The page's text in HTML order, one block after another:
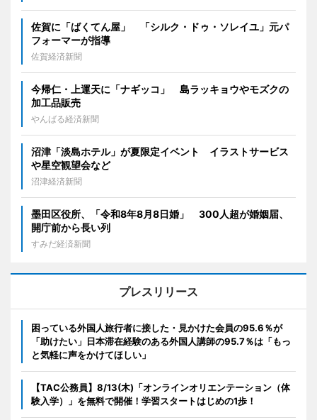
佐賀に「ばくてん屋」 「シルク・ドゥ・ソレイユ」元パ
フォーマーが指導
佐賀経済新聞
今帰仁・上運天に「ナギッコ」 島ラッキョウやモズクの
加工品販売
やんばる経済新聞
沼津「淡島ホテル」が夏限定イベント イラストサービス
や星空観望会など
沼津経済新聞
墨田区役所、「令和8年8月8日婚」 300人超が婚姻届、
開庁前から長い列
すみだ経済新聞
プレスリリース
困っている外国人旅行者に接した・見かけた会員の95.6％が
「助けたい」日本滞在経験のある外国人講師の95.7％は「もっ
と気軽に声をかけてほしい」
【TAC公務員】8/13(木)「オンラインオリエンテーション（体
験入学）」を無料で開催！学習スタートはじめの1歩！